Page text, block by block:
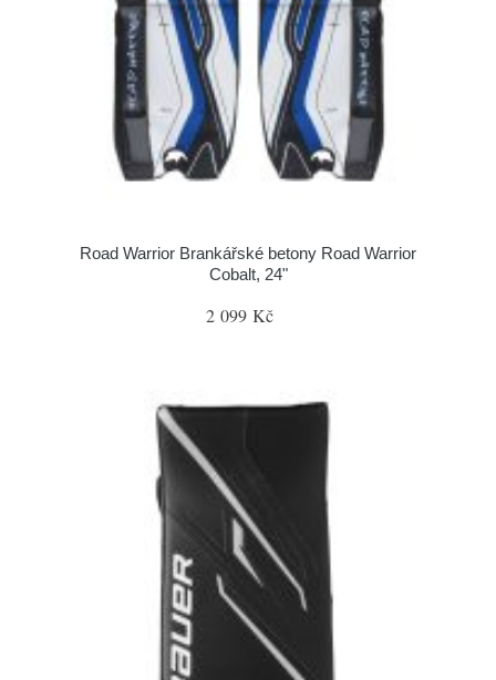
Road Warrior Brankářské betony Road Warrior
Cobalt, 24"
2 099 Kč